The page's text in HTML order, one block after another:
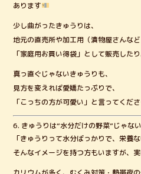
あります
少し曲がったきゅうりは、
地元の直売所や加工用（漬物屋さんなど
「家庭用お買い得袋」として販売したり
真っ直ぐじゃないきゅうりも、
見方を変えれば愛嬌たっぷりで、
「こっちの方が可愛い」と言ってくだ
6. きゅうりは“水分だけの野菜”じゃな
「きゅうりって水分ばっかりで、栄養
そんなイメージを持つ方もいますが、